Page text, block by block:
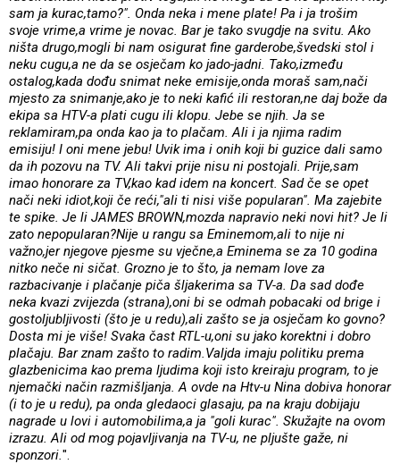
sam ja kurac,tamo?". Onda neka i mene plate! Pa i ja trošim
svoje vrime,a vrime je novac. Bar je tako svugdje na svitu. Ako
ništa drugo,mogli bi nam osigurat fine garderobe,švedski stol i
neku cugu,a ne da se osječam ko jado-jadni. Tako,između
ostalog,kada dođu snimat neke emisije,onda moraš sam,nači
mjesto za snimanje,ako je to neki kafić ili restoran,ne daj bože da
ekipa sa HTV-a plati cugu ili klopu. Jebe se njih. Ja se
reklamiram,pa onda kao ja to plačam. Ali i ja njima radim
emisiju! I oni mene jebu! Uvik ima i onih koji bi guzice dali samo
da ih pozovu na TV. Ali takvi prije nisu ni postojali. Prije,sam
imao honorare za TV,kao kad idem na koncert. Sad če se opet
nači neki idiot,koji če reći,"ali ti nisi više popularan". Ma zajebite
te spike. Je li JAMES BROWN,mozda napravio neki novi hit? Je li
zato nepopularan?Nije u rangu sa Eminemom,ali to nije ni
važno,jer njegove pjesme su vječne,a Eminema se za 10 godina
nitko neče ni sičat. Grozno je to što, ja nemam love za
razbacivanje i plačanje piča šljakerima sa TV-a. Da sad dođe
neka kvazi zvijezda (strana),oni bi se odmah pobacaki od brige i
gostoljubljivosti (što je u redu),ali zašto se ja osječam ko govno?
Dosta mi je više! Svaka čast RTL-u,oni su jako korektni i dobro
plačaju. Bar znam zašto to radim.Valjda imaju politiku prema
glazbenicima kao prema ljudima koji isto kreiraju program, to je
njemački način razmišljanja. A ovde na Htv-u Nina dobiva honorar
(i to je u redu), pa onda gledaoci glasaju, pa na kraju dobijaju
nagrade u lovi i automobilima,a ja "goli kurac". Skužajte na ovom
izrazu. Ali od mog pojavljivanja na TV-u, ne pljušte gaže, ni
sponzori.".